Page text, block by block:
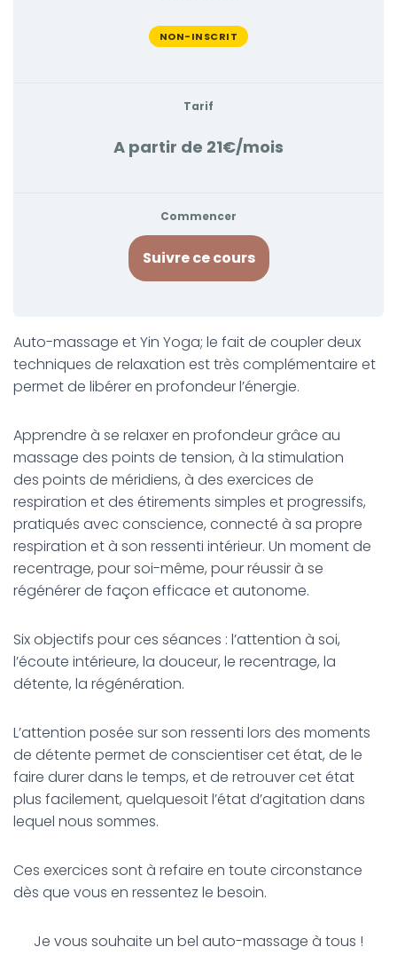
NON-INSCRIT
Tarif
A partir de 21€/mois
Commencer
Suivre ce cours
Auto-massage et Yin Yoga; le fait de coupler deux
techniques de relaxation est très complémentaire et
permet de libérer en profondeur l’énergie.
Apprendre à se relaxer en profondeur grâce au
massage des points de tension, à la stimulation
des points de méridiens, à des exercices de
respiration et des étirements simples et progressifs,
pratiqués avec conscience, connecté à sa propre
respiration et à son ressenti intérieur. Un moment de
recentrage, pour soi-même, pour réussir à se
régénérer de façon efficace et autonome.
Six objectifs pour ces séances : l’attention à soi,
l’écoute intérieure, la douceur, le recentrage, la
détente, la régénération.
L’attention posée sur son ressenti lors des moments
de détente permet de conscientiser cet état, de le
faire durer dans le temps, et de retrouver cet état
plus facilement, quelquesoit l’état d’agitation dans
lequel nous sommes.
Ces exercices sont à refaire en toute circonstance
dès que vous en ressentez le besoin.
Je vous souhaite un bel auto-massage à tous !